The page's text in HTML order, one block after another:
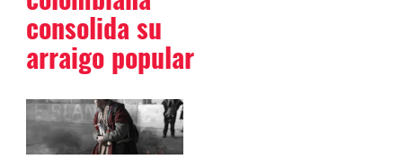
consolida su
arraigo popular